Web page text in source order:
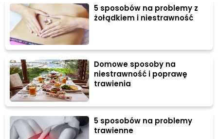
5 sposobów na problemy z
żołądkiem i niestrawność
Domowe sposoby na
niestrawność i poprawę
trawienia
5 sposobów na problemy
trawienne